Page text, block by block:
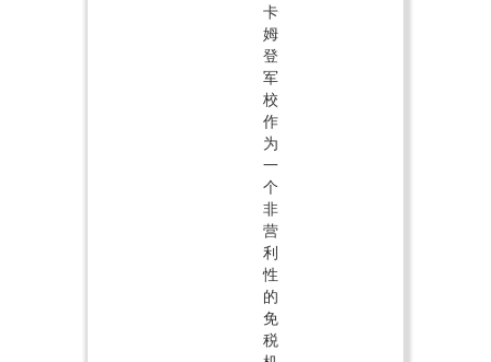
卡
姆
登
军
校
作
为
一
个
非
营
利
性
的
免
税